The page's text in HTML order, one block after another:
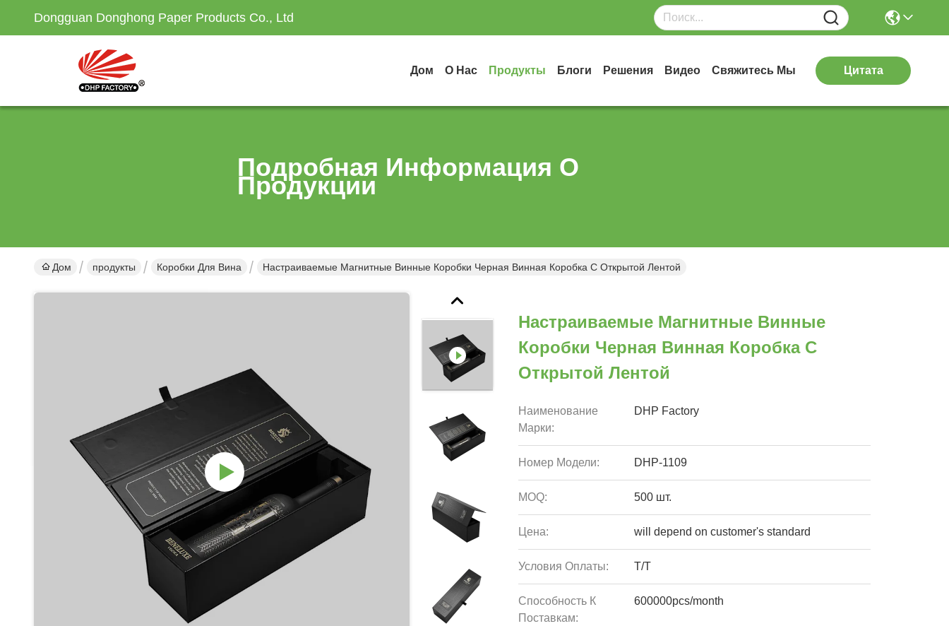
Dongguan Donghong Paper Products Co., Ltd
Дом О Нас Продукты Блоги Решения Видео Свяжитесь Мы Цитата
Подробная Информация О
Продукции
Дом продукты Коробки Для Вина Настраиваемые Магнитные Винные Коробки Черная Винная Коробка С Открытой Лентой
Настраиваемые Магнитные Винные
Коробки Черная Винная Коробка С
Открытой Лентой
Наименование
Марки:
DHP Factory
Номер Модели: DHP-1109
MOQ: 500 шт.
Цена: will depend on customer's standard
Условия Оплаты: T/T
Способность К
Поставкам:
600000pcs/month